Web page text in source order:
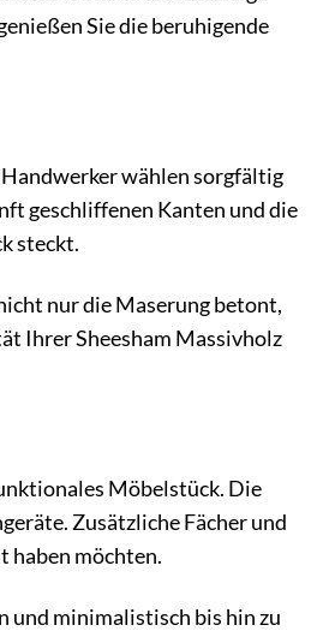
Sie die beruhigende
wählen sorgfältig
geschliffenen Kanten und die
steckt.
nur die Maserung betont,
Ihrer Sheesham Massivholz
Möbelstück. Die
Zusätzliche Fächer und
haben möchten.
und minimalistisch bis hin zu